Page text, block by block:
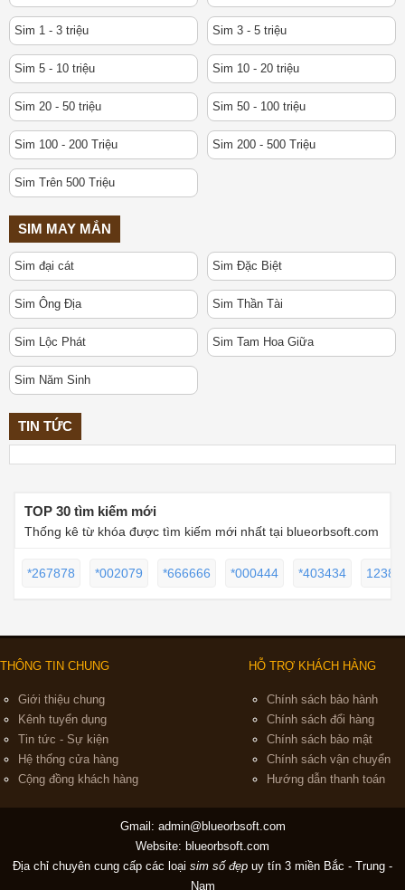
Sim 1 - 3 triệu Sim 3 - 5 triệu
Sim 5 - 10 triệu Sim 10 - 20 triệu
Sim 20 - 50 triệu Sim 50 - 100 triệu
Sim 100 - 200 Triệu Sim 200 - 500 Triệu
Sim Trên 500 Triệu
SIM MAY MẮN
Sim đại cát Sim Đặc Biệt
Sim Ông Địa Sim Thần Tài
Sim Lộc Phát Sim Tam Hoa Giữa
Sim Năm Sinh
TIN TỨC
TOP 30 tìm kiếm mới
Thống kê từ khóa được tìm kiếm mới nhất tại blueorbsoft.com
*267878 *002079 *666666 *000444 *403434 12389
THÔNG TIN CHUNG
Giới thiệu chung
Kênh tuyển dụng
Tin tức - Sự kiện
Hệ thống cửa hàng
Cộng đồng khách hàng
HỖ TRỢ KHÁCH HÀNG
Chính sách bảo hành
Chính sách đổi hàng
Chính sách bảo mật
Chính sách vận chuyển
Hướng dẫn thanh toán
Gmail: admin@blueorbsoft.com
Website: blueorbsoft.com
Địa chỉ chuyên cung cấp các loại sim số đẹp uy tín 3 miền Bắc - Trung -
Nam